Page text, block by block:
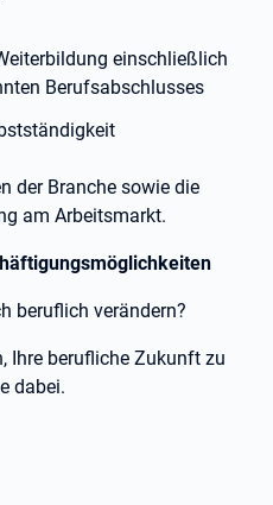
einschließlich
Berufsabschlusses
der Branche sowie die
am Arbeitsmarkt.
beruflich verändern?
Ihre berufliche Zukunft zu
dabei.